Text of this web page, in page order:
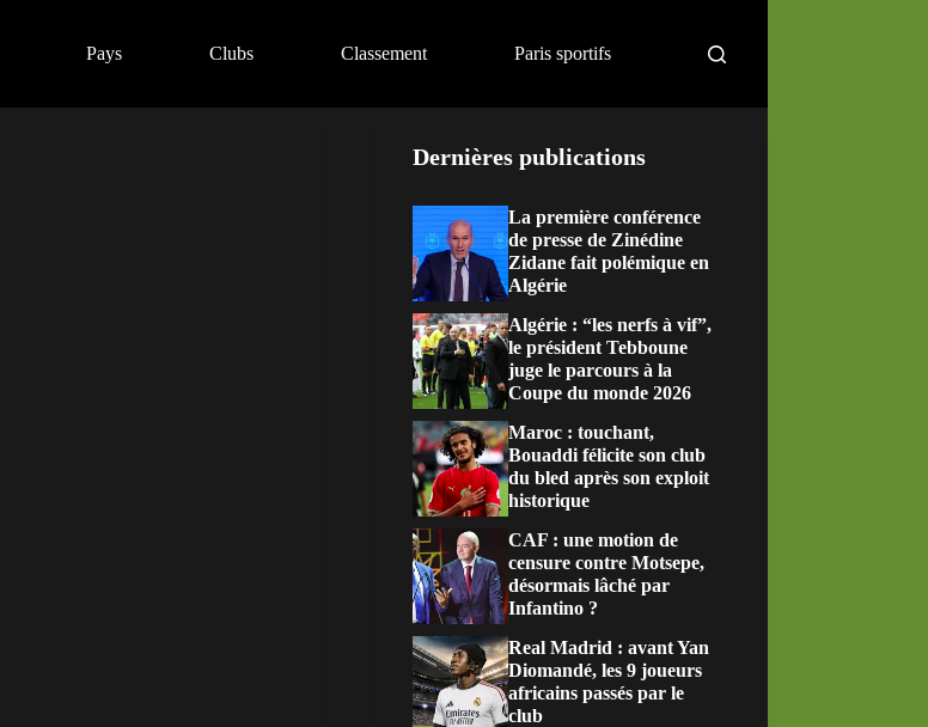
Pays Clubs Classement Paris sportifs
Dernières publications
La première conférence
de presse de Zinédine
Zidane fait polémique en
Algérie
Algérie : “les nerfs à vif”,
le président Tebboune
juge le parcours à la
Coupe du monde 2026
Maroc : touchant,
Bouaddi félicite son club
du bled après son exploit
historique
CAF : une motion de
censure contre Motsepe,
désormais lâché par
Infantino ?
Real Madrid : avant Yan
Diomandé, les 9 joueurs
africains passés par le
club